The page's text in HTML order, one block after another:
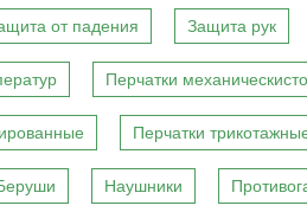
от падения Защита рук
Перчатки
Перчатки
Наушники